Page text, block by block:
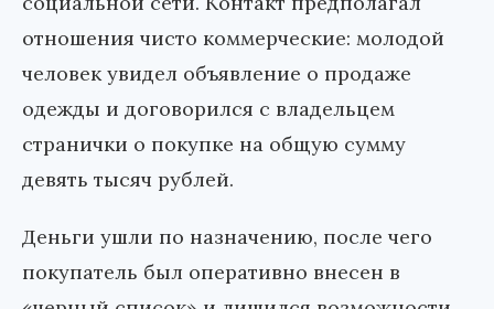
отношения чисто коммерческие: молодой
человек увидел объявление о продаже
одежды и договорился с владельцем
странички о покупке на общую сумму
девять тысяч рублей.
Деньги ушли по назначению, после чего
покупатель был оперативно внесен в